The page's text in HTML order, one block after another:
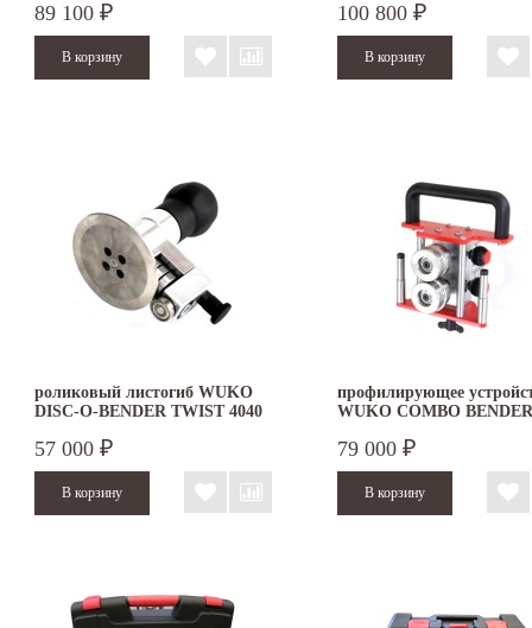
89 100 ₽ 100 800 ₽
роликовый листогиб WUKO
DISC-O-BENDER TWIST 4040
57 000 ₽
профилирующее
WUKO COMBO
79 000 ₽